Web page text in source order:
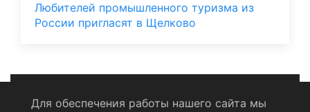
Любителей промышленного туризма из
России пригласят в Щелково
Для обеспечения работы нашего сайта мы